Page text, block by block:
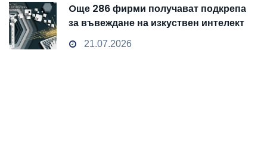
Oще 286 фирми получават подкрепа
за въвеждане на изкуствен интелект
и облачни технологии
21.07.2026